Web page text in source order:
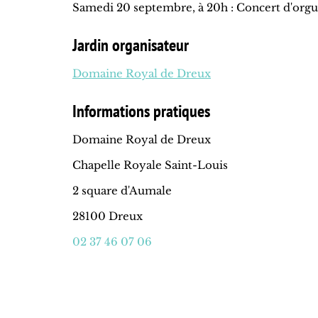
Samedi 20 septembre, à 20h : Concert
Jardin organisateur
Domaine Royal de Dreux
Informations pratiques
Domaine Royal de Dreux
Chapelle Royale Saint-Louis
2 square d'Aumale
28100 Dreux
02 37 46 07 06